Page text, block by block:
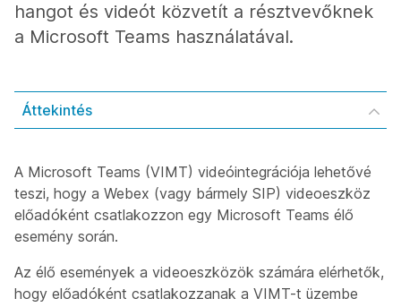
hangot és videót közvetít a résztvevőknek
a Microsoft Teams használatával.
Áttekintés
A Microsoft Teams (VIMT) videóintegrációja lehetővé
teszi, hogy a Webex (vagy bármely SIP) videoeszköz
előadóként csatlakozzon egy Microsoft Teams élő
esemény során.
Az élő események a videoeszközök számára elérhetők,
hogy előadóként csatlakozzanak a VIMT-t üzembe